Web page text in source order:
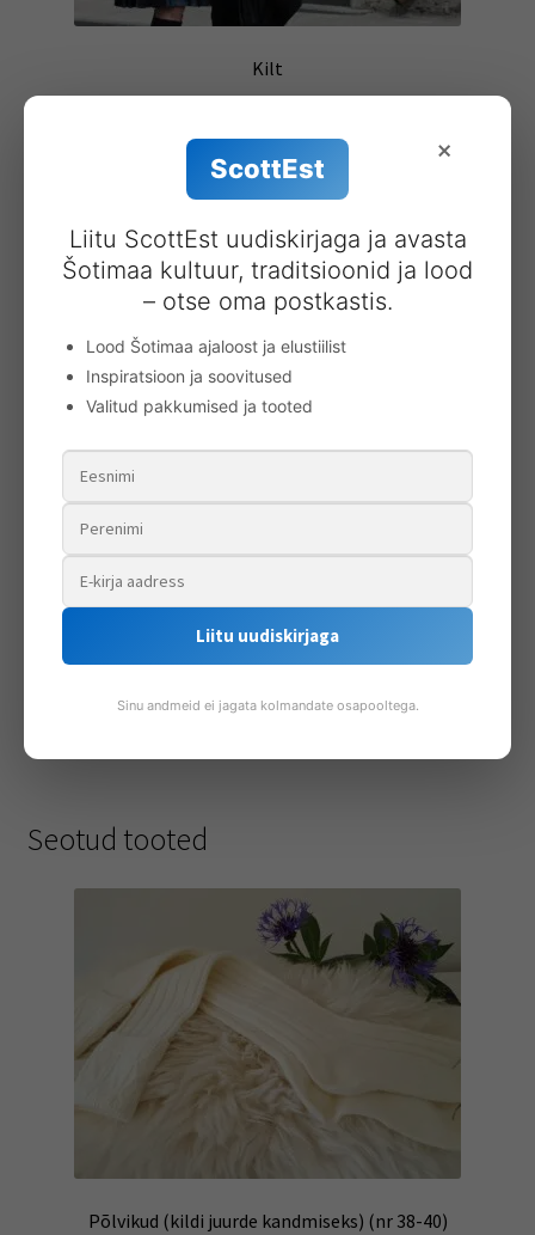
Kilt
Lisa korvi
Lipsikud (ingl. k. flashes)
25.00€
Lisa korvi
Seotud tooted
Põlvikud (kildi juurde kandmiseks) (nr 38-40)
×
ScottEst
Liitu ScottEst uudiskirjaga ja avasta
Šotimaa kultuur, traditsioonid ja lood
– otse oma postkastis.
Lood Šotimaa ajaloost ja elustiilist
Inspiratsioon ja soovitused
Valitud pakkumised ja tooted
Liitu uudiskirjaga
Sinu andmeid ei jagata kolmandate osapooltega.